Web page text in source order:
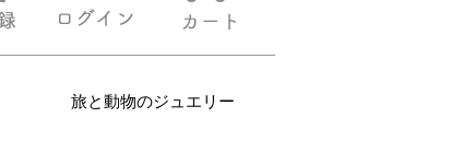
旅と動物のジュエリー